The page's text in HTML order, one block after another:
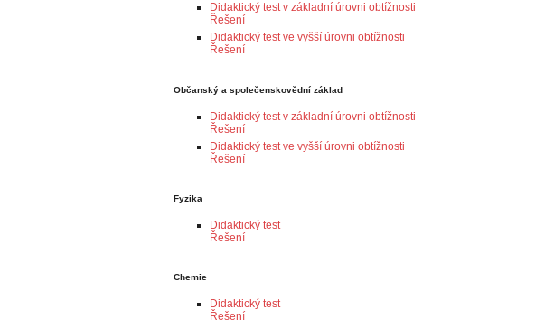
Didaktický test v základní úrovni obtížnosti
Řešení
Didaktický test ve vyšší úrovni obtížnosti
Řešení
Občanský a společenskovědní základ
Didaktický test v základní úrovni obtížnosti
Řešení
Didaktický test ve vyšší úrovni obtížnosti
Řešení
Fyzika
Didaktický test
Řešení
Chemie
Didaktický test
Řešení